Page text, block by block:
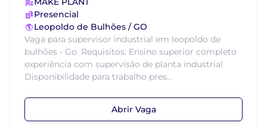
Presencial
Leopoldo de Bulhões / GO
Vaga para supervisor industrial em leopoldo de
bulhões - Go. Requisitos: Ensino superior completo
experiência com supervisão de planta industrial
Disponibilidade para trabalho pres...
Abrir Vaga